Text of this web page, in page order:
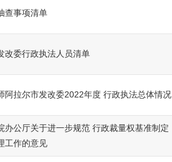
查事项清单
改委行政执法人员清单
阿拉尔市发改委2022年度 行政执法总体情况
办公厅关于进一步规范 行政裁量权基准制定
工作的意见